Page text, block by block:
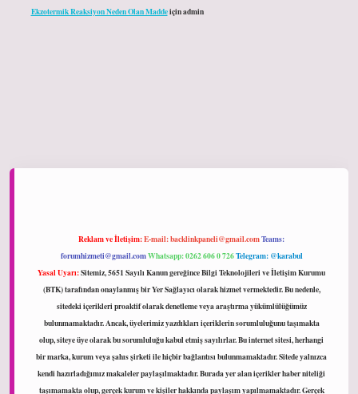
Ekzotermik Reaksiyon Neden Olan Maddeiçinadmin
Reklam ve İletişim:E-mail:backlinkpaneli@gmail.comTeams:
forumhizmeti@gmail.comWhatsapp: 0262 606 0 726Telegram: @karabul
Yasal Uyarı:Sitemiz, 5651 Sayılı Kanun gereğince Bilgi Teknolojileri ve İletişim Kurumu
(BTK) tarafından onaylanmış bir Yer Sağlayıcı olarak hizmet vermektedir. Bu nedenle,
sitedeki içerikleri proaktif olarak denetleme veya araştırma yükümlülüğümüz
bulunmamaktadır. Ancak, üyelerimiz yazdıkları içeriklerin sorumluluğunu taşımakta
olup, siteye üye olarak bu sorumluluğu kabul etmiş sayılırlar. Bu internet sitesi, herhangi
bir marka, kurum veya şahıs şirketi ile hiçbir bağlantısı bulunmamaktadır. Sitede yalnızca
kendi hazırladığımız makaleler paylaşılmaktadır. Burada yer alan içerikler haber niteliği
taşımamakta olup, gerçek kurum ve kişiler hakkında paylaşım yapılmamaktadır. Gerçek